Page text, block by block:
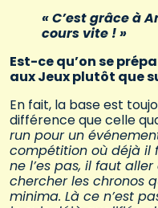
« C’est grâce à
cours vite ! »
Est-ce qu’on se
aux Jeux plutôt que
En fait, la base est
différence que celle
run pour un
compétition où déjà il
ne l’es pas, il faut
chercher les chronos
minima. Là ce n’est